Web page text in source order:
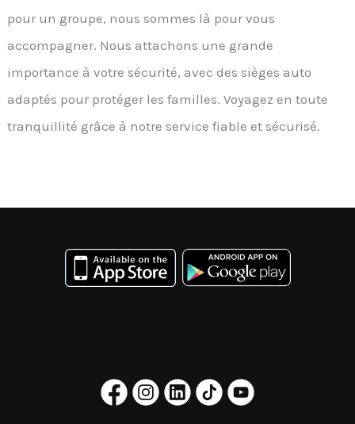
pour un groupe, nous sommes là pour vous
accompagner. Nous attachons une grande
importance à votre sécurité, avec des sièges auto
adaptés pour protéger les familles. Voyagez en toute
tranquillité grâce à notre service fiable et sécurisé.